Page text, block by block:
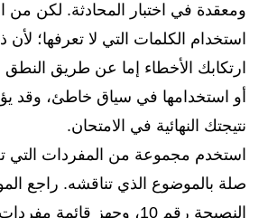
ومعقدة في اختبار المحادثة. لكن من
استخدام الكلمات التي لا تعرفها؛
ارتكابك الأخطاء إما عن طريق
أو استخدامها في سياق خاطئ، وقد
نتيجتك النهائية في الامتحان.
استخدم مجموعة من المفردات التي
صلة بالموضوع الذي تناقشه. راجع
النصيحة رقم 10، وجهز